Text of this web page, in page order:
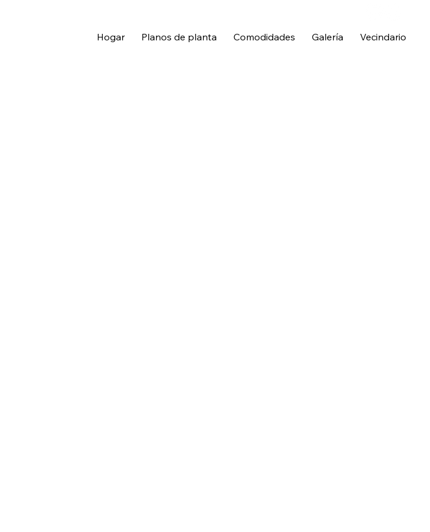
Hogar Planos de planta Comodidades Galería Vecindario